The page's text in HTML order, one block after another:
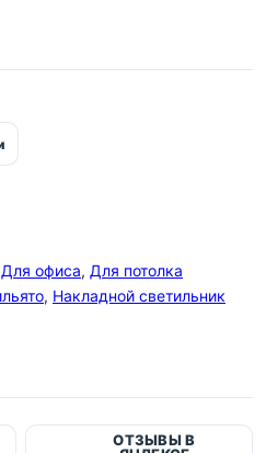
Для офиса, Для потолка
, Накладной светильник
ОТЗЫВЫ В